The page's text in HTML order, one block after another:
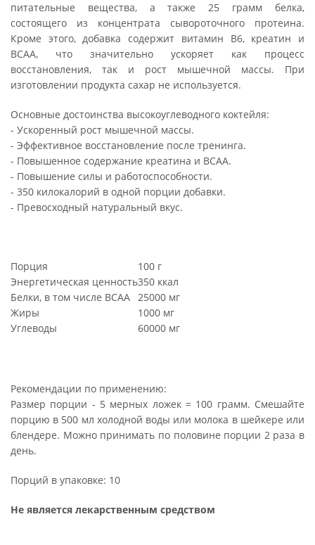
питательные вещества, а также 25 грамм белка,
состоящего из концентрата сывороточного протеина.
Кроме этого, добавка содержит витамин В6, креатин и
ВСАА, что значительно ускоряет как процесс
восстановления, так и рост мышечной массы. При
изготовлении продукта сахар не используется.
Основные достоинства высокоуглеводного коктейля:
- Ускоренный рост мышечной массы.
- Эффективное восстановление после тренинга.
- Повышенное содержание креатина и ВСАА.
- Повышение силы и работоспособности.
- 350 килокалорий в одной порции добавки.
- Превосходный натуральный вкус.
Порция
100 г
Энергетическая ценность350 ккал
Белки, в том числе BCAA 25000 мг
Жиры
1000 мг
Углеводы
60000 мг
Рекомендации по применению:
Размер порции - 5 мерных ложек = 100 грамм. Смешайте
порцию в 500 мл холодной воды или молока в шейкере или
блендере. Можно принимать по половине порции 2 раза в
день.
Порций в упаковке: 10
Не является лекарственным средством